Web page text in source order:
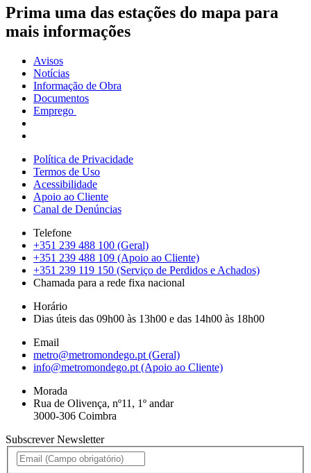
Prima uma das estações do mapa para
mais informações
Avisos
Notícias
Informação de Obra
Documentos
Emprego
Política de Privacidade
Termos de Uso
Acessibilidade
Apoio ao Cliente
Canal de Denúncias
Telefone
+351 239 488 100 (Geral)
+351 239 488 109 (Apoio ao Cliente)
+351 239 119 150 (Serviço de Perdidos e Achados)
Chamada para a rede fixa nacional
Horário
Dias úteis das 09h00 às 13h00 e das 14h00 às 18h00
Email
metro@metromondego.pt (Geral)
info@metromondego.pt (Apoio ao Cliente)
Morada
Rua de Olivença, nº11, 1º andar
3000-306 Coimbra
Subscrever Newsletter